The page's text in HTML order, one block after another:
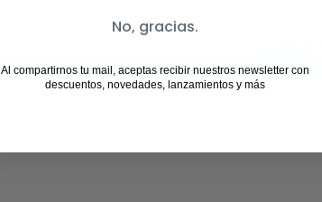
No, gracias.
Al compartirnos tu mail, aceptas recibir nuestros newsletter con
descuentos, novedades, lanzamientos y más